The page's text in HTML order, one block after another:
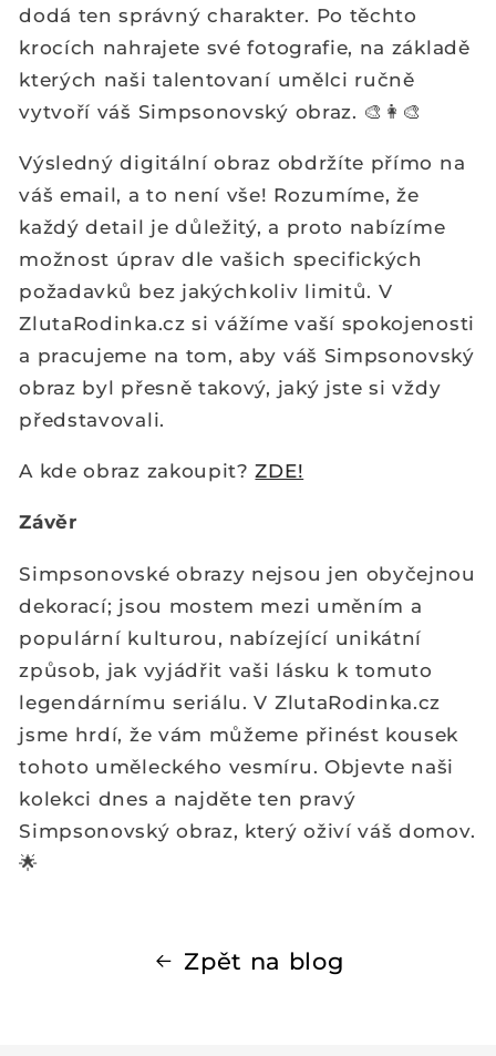
dodá ten správný charakter. Po těchto
krocích nahrajete své fotografie, na základě
kterých naši talentovaní umělci ručně
vytvoří váš Simpsonovský obraz. 🎨👩‍🎨
Výsledný digitální obraz obdržíte přímo na
váš email, a to není vše! Rozumíme, že
každý detail je důležitý, a proto nabízíme
možnost úprav dle vašich specifických
požadavků bez jakýchkoliv limitů. V
ZlutaRodinka.cz si vážíme vaší spokojenosti
a pracujeme na tom, aby váš Simpsonovský
obraz byl přesně takový, jaký jste si vždy
představovali.
A kde obraz zakoupit?ZDE!
Závěr
Simpsonovské obrazy nejsou jen obyčejnou
dekorací; jsou mostem mezi uměním a
populární kulturou, nabízející unikátní
způsob, jak vyjádřit vaši lásku k tomuto
legendárnímu seriálu. V ZlutaRodinka.cz
jsme hrdí, že vám můžeme přinést kousek
tohoto uměleckého vesmíru. Objevte naši
kolekci dnes a najděte ten pravý
Simpsonovský obraz, který oživí váš domov.
🌟
Zpět na blog